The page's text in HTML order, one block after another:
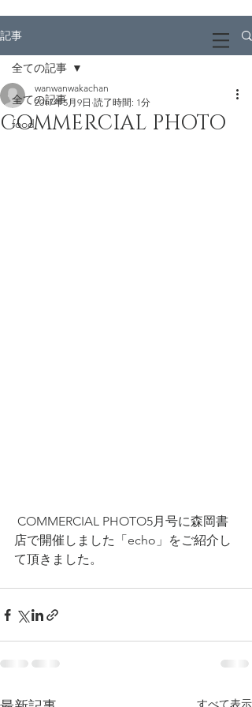
記事
全ての記事
food
全ての記事
COMMERCIAL PHOTO
wanwanwakachan
2017年5月9日 読了時間: 1分
店で開催しました「echo」をご紹介し
て頂きました。
すべて表示